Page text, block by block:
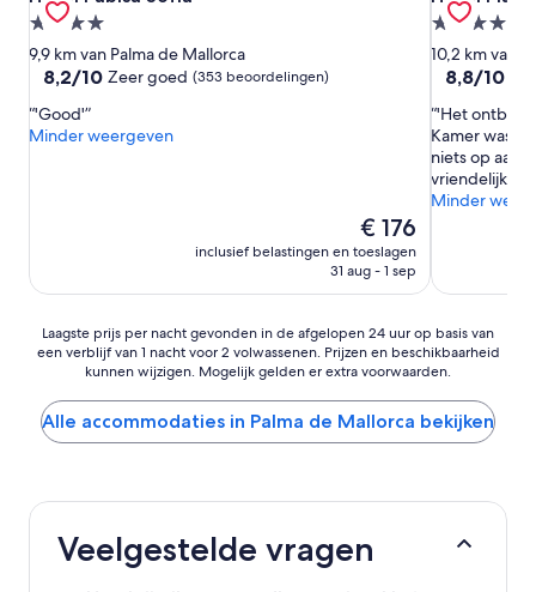
4.0-
sterrenaccommodatie
9,9 km van Palma de Mallorca
8.2
10,
Zeer
8,2/10 Zeer goed (353 beoordelingen)
'Good'
Minder weergeven
De
prijs
is
€ 176
inclusief belastingen en toeslagen
31 aug - 1 sep
4.5-
10,2 km van
8.8
10,
Uitstekend,
(1.004
8,8/10
'Het
Kamer was
niets op aan
vriendelijk.'
Minder
Laagste
prijs
nacht
gevonden
24
Laagste prijs per nacht gevonden in de afgelopen 24 uur op basis van
een verblijf van 1 nacht voor 2 volwassenen. Prijzen en beschikbaarheid
kunnen wijzigen. Mogelijk gelden er extra voorwaarden.
Alle accommodaties in Palma de Mallorca bekijken
Veelgestelde vragen